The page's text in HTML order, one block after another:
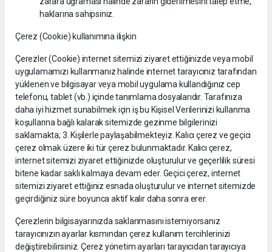
haklarına sahipsiniz.
Çerez (Cookie) kullanımına ilişkin
Çerezler (Cookie) internet sitemizi ziyaret ettiğinizde veya mobil
uygulamamızı kullanmanız halinde internet tarayıcınız tarafından
yüklenen ve bilgisayar veya mobil uygulama kullandığınız cep
telefonu, tablet (vb.) içinde tanımlama dosyalarıdır. Tarafınıza
daha iyi hizmet sunabilmek için iş bu Kişisel Verilerinizi kullanma
koşullarına bağlı kalarak sitemizde gezinme bilgilerinizi
saklamakta; 3. Kişilerle paylaşabilmekteyiz. Kalıcı çerez ve geçici
çerez olmak üzere iki tür çerez bulunmaktadır. Kalıcı çerez,
internet sitemizi ziyaret ettiğinizde oluşturulur ve geçerlilik süresi
bitene kadar saklı kalmaya devam eder. Geçici çerez, internet
sitemizi ziyaret ettiğiniz esnada oluşturulur ve internet sitemizde
geçirdiğiniz süre boyunca aktif kalır daha sonra erer.
Çerezlerin bilgisayarınızda saklanmasını istemiyorsanız
tarayıcınızın ayarlar kısmından çerez kullanım tercihlerinizi
değiştirebilirsiniz. Çerez yönetim ayarları tarayıcıdan tarayıcıya